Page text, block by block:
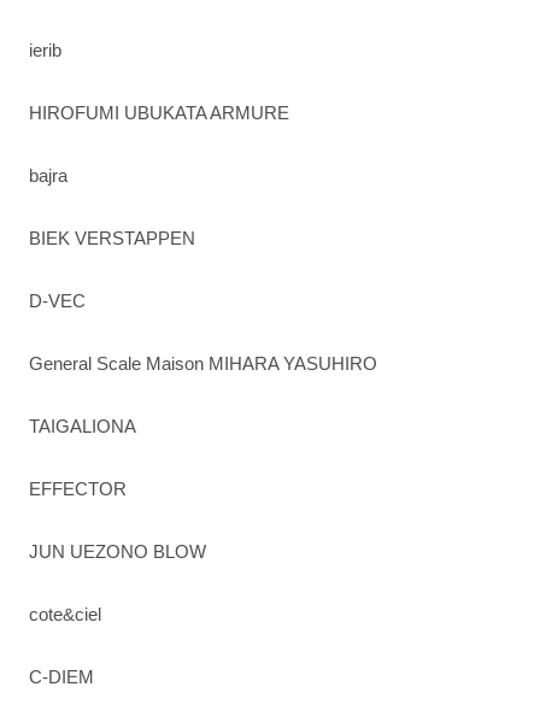
ierib
HIROFUMI UBUKATA ARMURE
bajra
BIEK VERSTAPPEN
D-VEC
General Scale Maison MIHARA YASUHIRO
TAIGALIONA
EFFECTOR
JUN UEZONO BLOW
cote&ciel
C-DIEM